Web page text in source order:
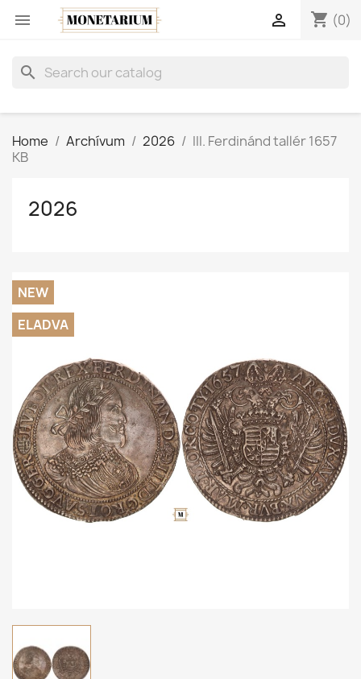
 shopping_cart (0)

search
Home Archívum 2026
III. Ferdinánd tallér 1657
KB
2026
NEW
ELADVA